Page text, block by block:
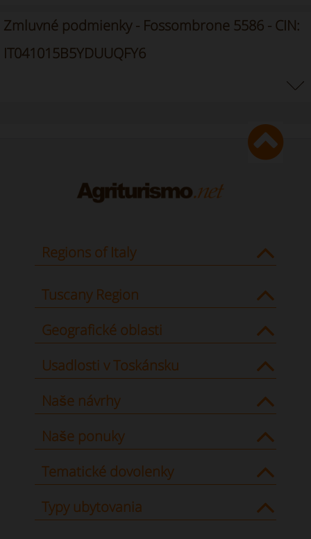
Zmluvné podmienky - Fossombrone 5586 - CIN:
IT041015B5YDUUQFY6
Regions of Italy
Tuscany Region
Geografické oblasti
Usadlosti v Toskánsku
Naše návrhy
Naše ponuky
Tematické dovolenky
Typy ubytovania